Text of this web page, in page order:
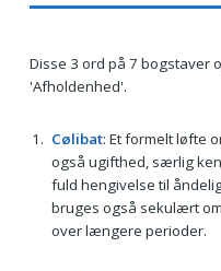
Disse 3 ord på 7 bogstaver
'Afholdenhed'.
Cølibat: Et formelt løfte
også ugifthed, særlig
fuld hengivelse til
bruges også sekulært
over længere perioder.